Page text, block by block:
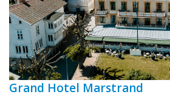
Grand Hotel Marstrand